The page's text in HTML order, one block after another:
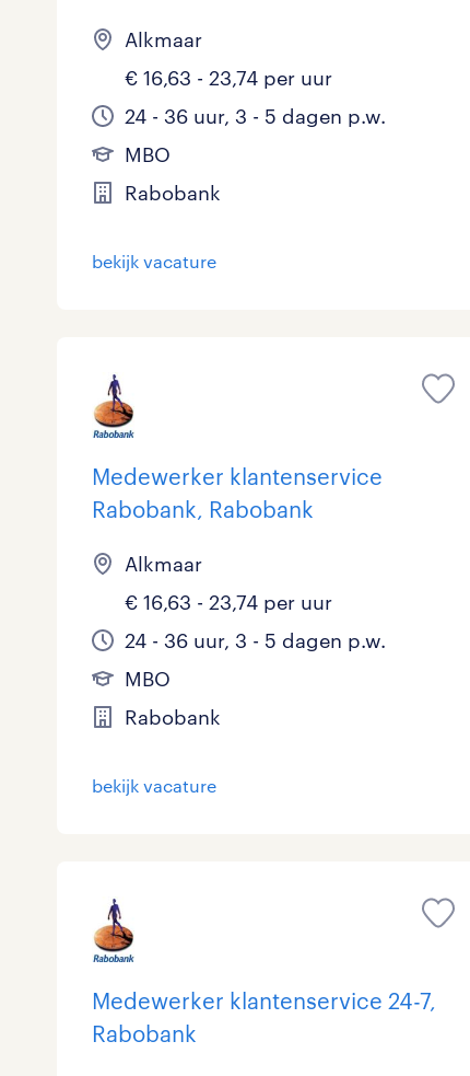
Alkmaar
€ 16,63 - 23,74 per uur
24 - 36 uur, 3 - 5 dagen p.w.
MBO
Rabobank
bekijk vacature
Medewerker klantenservice
Rabobank, Rabobank
Alkmaar
€ 16,63 - 23,74 per uur
24 - 36 uur, 3 - 5 dagen p.w.
MBO
Rabobank
bekijk vacature
Medewerker klantenservice 24-7,
Rabobank